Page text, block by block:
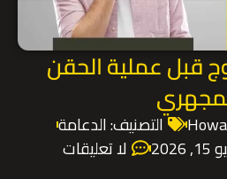
قبل عملية الحقن
التصنيف:الدعامة
لا تعليقات